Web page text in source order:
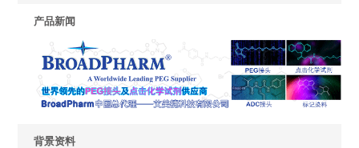
产品新闻
背景资料